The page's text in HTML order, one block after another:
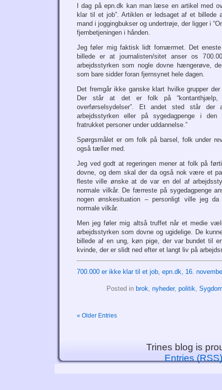
I dag på epn.dk kan man læse en artikel med
klar til et job”. Artiklen er ledsaget af et
mand i joggingbukser og undertrøje, der ligger i
fjernbetjeningen i hånden.
Jeg føler mig faktisk lidt fornærmet. Det
billede er at journalisten/sitet anser os
arbejdsstyrken som nogle dovne hængerøve,
som bare sidder foran fjernsynet hele dagen.
Det fremgår ikke ganske klart hvilke grupper
Der står at det er folk på “kontanthjælp,
overførselsydelser”. Et andet sted står
arbejdsstyrken eller på sygedagpenge i den
fratrukket personer under uddannelse.”
Spørgsmålet er om folk på barsel, folk under
også tæller med.
Jeg ved godt at regeringen mener at folk på
dovne, og dem skal der da også nok være et
fleste ville ønske at de var en del af
normale vilkår. De færreste på sygedagpenge
nogen ønskesituation – personligt ville jeg
normale vilkår.
Men jeg føler mig altså truffet når et medie
arbejdsstyrken som dovne og ugidelige. De
billede af en ung, køn pige, der var bundet til
kvinde, der er slidt ned efter et langt liv på
700.000 er ikke klar til et job, epn.dk, 16.
Posted in brok, nyheder, politik,
« Older Entries
Trines blog is
Entries (RSS)